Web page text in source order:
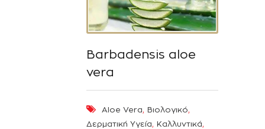
Barbadensis aloe
vera
Aloe Vera, Βιολογικό,
Δερματική Υγεία, Καλλυντικά,